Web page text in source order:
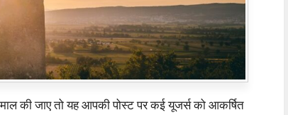
की जाए तो यह आपकी पोस्ट पर कई यूजर्स को आकर्षित